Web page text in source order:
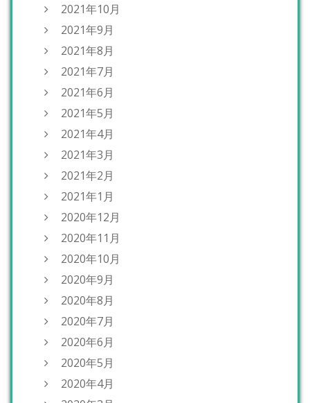
2021年10月
2021年9月
2021年8月
2021年7月
2021年6月
2021年5月
2021年4月
2021年3月
2021年2月
2021年1月
2020年12月
2020年11月
2020年10月
2020年9月
2020年8月
2020年7月
2020年6月
2020年5月
2020年4月